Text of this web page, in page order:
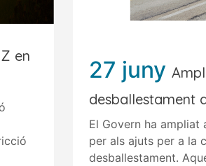
en
27 juny
desballestament
El Govern ha
per als ajuts per a la
desballestament.